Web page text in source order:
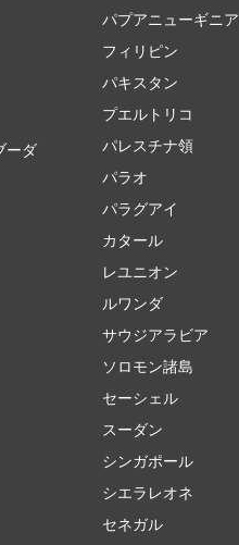
ーダ
パプアニューギニア
フィリピン
パキスタン
プエルトリコ
パレスチナ領
パラオ
パラグアイ
カタール
レユニオン
ルワンダ
サウジアラビア
ソロモン諸島
セーシェル
スーダン
シンガポール
シエラレオネ
セネガル